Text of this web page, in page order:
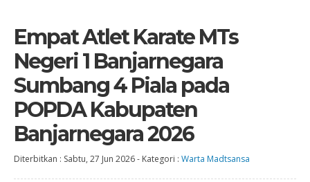
Empat Atlet Karate MTs
Negeri 1 Banjarnegara
Sumbang 4 Piala pada
POPDA Kabupaten
Banjarnegara 2026
Diterbitkan : Sabtu, 27 Jun 2026- Kategori : Warta Madtsansa